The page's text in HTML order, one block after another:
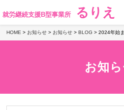
就労継続支援B型事業所 るりえ
HOME > お知らせ > お知らせ > BLOG > 2024年始
お知